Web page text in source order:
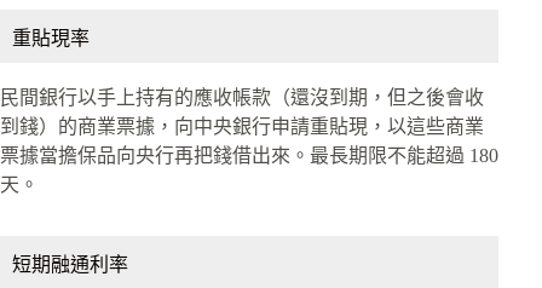
重貼現率
民間銀行以手上持有的應收帳款（還沒到期，但之後會收
到錢）的商業票據，向中央銀行申請重貼現，以這些商業
票據當擔保品向央行再把錢借出來。最長期限不能超過 180
天。
短期融通利率